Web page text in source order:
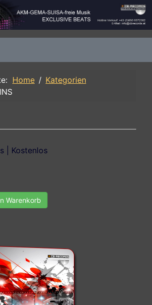
Home
Kategorien
| Kostenlos
Warenkorb